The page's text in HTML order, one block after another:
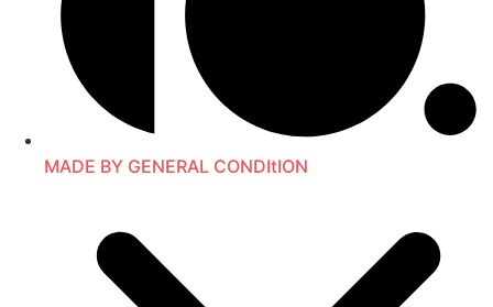
MADE BY GENERAL CONDItION